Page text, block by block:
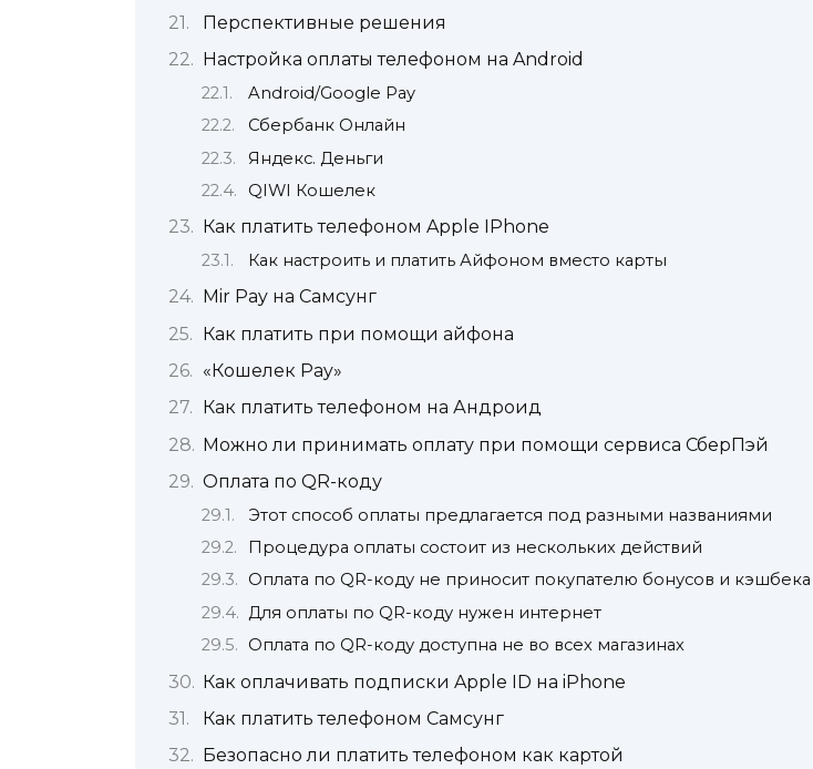
Перспективные решения
Настройка оплаты телефоном на Android
Android/Google Pay
Сбербанк Онлайн
Яндекс. Деньги
QIWI Кошелек
Как платить телефоном Apple IPhone
Как настроить и платить Айфоном вместо карты
Mir Pay на Самсунг
Как платить при помощи айфона
«Кошелек Pay»
Как платить телефоном на Андроид
Можно ли принимать оплату при помощи сервиса СберПэй
Оплата по QR-коду
Этот способ оплаты предлагается под разными названиями
Процедура оплаты состоит из нескольких действий
Оплата по QR-коду не приносит покупателю бонусов и кэшбека
Для оплаты по QR-коду нужен интернет
Оплата по QR-коду доступна не во всех магазинах
Как оплачивать подписки Apple ID на iPhone
Как платить телефоном Самсунг
Безопасно ли платить телефоном как картой